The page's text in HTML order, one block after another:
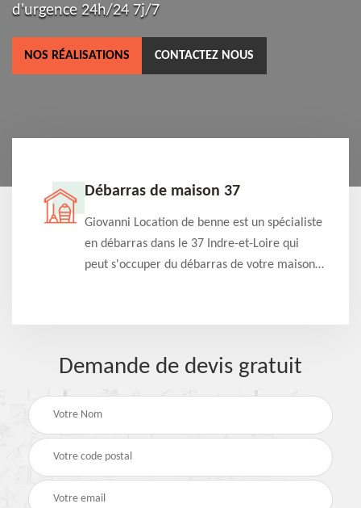
d'urgence 24h/24 7j/7
NOS RÉALISATIONS CONTACTEZ NOUS
Débarras de maison 37
Giovanni Location de benne est un spécialiste
en débarras dans le 37 Indre-et-Loire qui
peut s'occuper du débarras de votre maison
Demande de devis gratuit